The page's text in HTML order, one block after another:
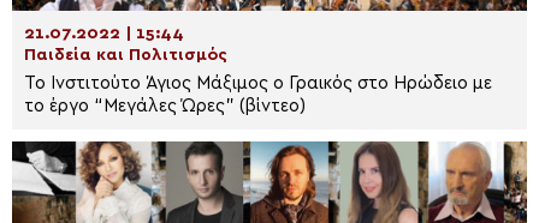
21.07.2022 | 15:44
Παιδεία και Πολιτισμός
Το Ινστιτούτο Άγιος Μάξιμος ο Γραικός στο Ηρώδειο με
το έργο “Μεγάλες Ώρες” (βίντεο)